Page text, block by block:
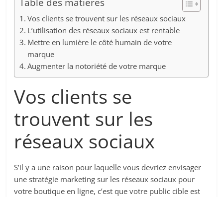
Vos clients se trouvent sur les réseaux sociaux
L’utilisation des réseaux sociaux est rentable
Mettre en lumière le côté humain de votre
marque
Augmenter la notoriété de votre marque
Vos clients se
trouvent sur les
réseaux sociaux
S’il y a une raison pour laquelle vous devriez envisager
une stratégie marketing sur les réseaux sociaux pour
votre boutique en ligne, c’est que votre public cible est